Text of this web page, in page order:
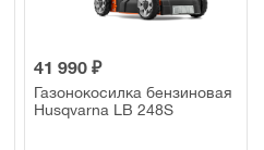
41 990 ₽
Газонокосилка бензиновая
Husqvarna LB 248S